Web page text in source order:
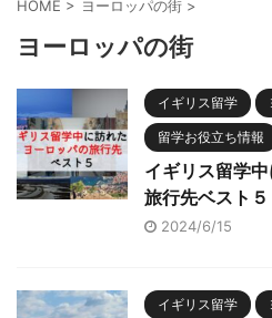
HOME > ヨーロッパの街 >
ヨーロッパの街
イギリス留学
留学お役立ち情報
イギリス留学
旅行先ベスト５
2024/6/15
イギリス留学